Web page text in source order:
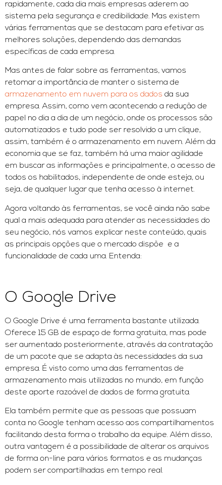
rapidamente, cada dia mais empresas aderem ao
sistema pela segurança e credibilidade. Mas existem
várias ferramentas que se destacam para efetivar as
melhores soluções, dependendo das demandas
específicas de cada empresa.
Mas antes de falar sobre as ferramentas, vamos
retomar a importância de manter o sistema de
armazenamento em nuvem para os dados da sua
empresa. Assim, como vem acontecendo a redução de
papel no dia a dia de um negócio, onde os processos são
automatizados e tudo pode ser resolvido a um clique,
assim, também é o armazenamento em nuvem. Além da
economia que se faz, também há uma maior agilidade
em buscar as informações e principalmente, o acesso de
todos os habilitados, independente de onde esteja, ou
seja, de qualquer lugar que tenha acesso à internet.
Agora voltando às ferramentas, se você ainda não sabe
qual a mais adequada para atender as necessidades do
seu negócio, nós vamos explicar neste conteúdo, quais
as principais opções que o mercado dispõe e a
funcionalidade de cada uma. Entenda:
O Google Drive
O Google Drive é uma ferramenta bastante utilizada.
Oferece 15 GB de espaço de forma gratuita, mas pode
ser aumentado posteriormente, através da contratação
de um pacote que se adapta às necessidades da sua
empresa. É visto como uma das ferramentas de
armazenamento mais utilizadas no mundo, em função
deste aporte razoável de dados de forma gratuita.
Ela também permite que as pessoas que possuam
conta no Google tenham acesso aos compartilhamentos
facilitando desta forma o trabalho da equipe. Além disso,
outra vantagem é a possibilidade de alterar os arquivos
de forma on-line para vários formatos e as mudanças
podem ser compartilhadas em tempo real.